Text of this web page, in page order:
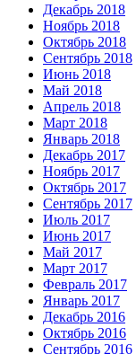
Декабрь 2018
Ноябрь 2018
Октябрь 2018
Сентябрь 2018
Июнь 2018
Май 2018
Апрель 2018
Март 2018
Январь 2018
Декабрь 2017
Ноябрь 2017
Октябрь 2017
Сентябрь 2017
Июль 2017
Июнь 2017
Май 2017
Март 2017
Февраль 2017
Январь 2017
Декабрь 2016
Октябрь 2016
Сентябрь 2016